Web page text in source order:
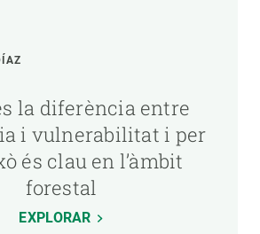
la diferència entre
i vulnerabilitat i per
és clau en l’àmbit
forestal
EXPLORAR